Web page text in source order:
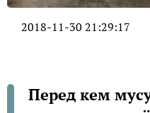
2018-11-30 21:29:17
Перед кем